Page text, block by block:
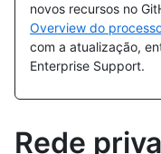
novos recursos no
Overview do
com a atualização,
Enterprise Support.
Rede